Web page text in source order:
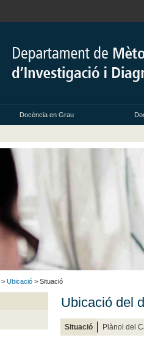
Docència en Grau
> Ubicació > Situació
Ubicació del
Situació Plànol del